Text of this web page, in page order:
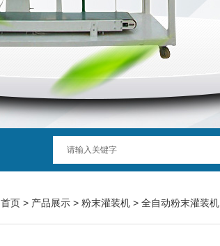
首页 > 产品展示 > 粉末灌装机 > 全自动粉末灌装机